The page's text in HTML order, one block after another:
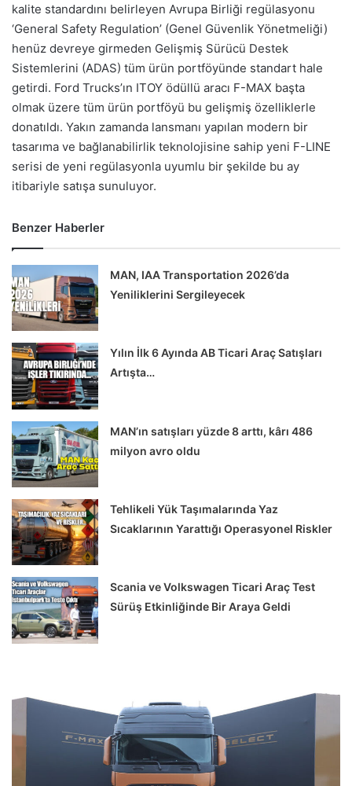
kalite standardını belirleyen Avrupa Birliği regülasyonu
‘General Safety Regulation’ (Genel Güvenlik Yönetmeliği)
henüz devreye girmeden Gelişmiş Sürücü Destek
Sistemlerini (ADAS) tüm ürün portföyünde standart hale
getirdi. Ford Trucks’ın ITOY ödüllü aracı F-MAX başta
olmak üzere tüm ürün portföyü bu gelişmiş özelliklerle
donatıldı. Yakın zamanda lansmanı yapılan modern bir
tasarıma ve bağlanabilirlik teknolojisine sahip yeni F-LINE
serisi de yeni regülasyonla uyumlu bir şekilde bu ay
itibariyle satışa sunuluyor.
Benzer Haberler
MAN, IAA Transportation 2026’da
Yeniliklerini Sergileyecek
Yılın İlk 6 Ayında AB Ticari Araç Satışları
Artışta…
MAN’ın satışları yüzde 8 arttı, kârı 486
milyon avro oldu
Tehlikeli Yük Taşımalarında Yaz
Sıcaklarının Yarattığı Operasyonel Riskler
Scania ve Volkswagen Ticari Araç Test
Sürüş Etkinliğinde Bir Araya Geldi